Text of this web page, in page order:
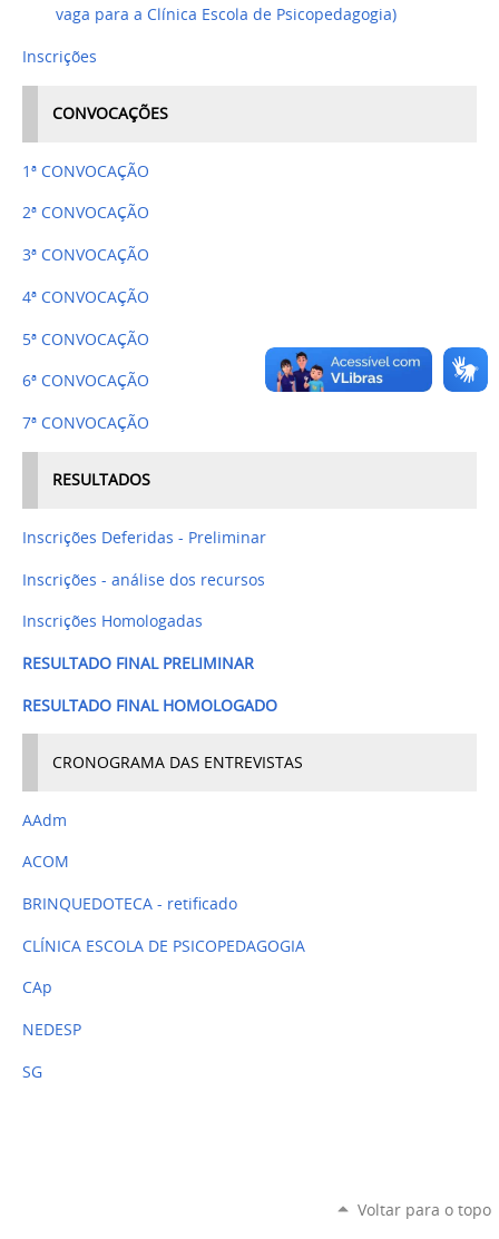
vaga para a Clínica Escola de Psicopedagogia)
Inscrições
CONVOCAÇÕES
1ª CONVOCAÇÃO
2ª CONVOCAÇÃO
3ª CONVOCAÇÃO
4ª CONVOCAÇÃO
5ª CONVOCAÇÃO
6ª CONVOCAÇÃO
7ª CONVOCAÇÃO
RESULTADOS
Inscrições Deferidas - Preliminar
Inscrições - análise dos recursos
Inscrições Homologadas
RESULTADO FINAL PRELIMINAR
RESULTADO FINAL HOMOLOGADO
CRONOGRAMA DAS ENTREVISTAS
AAdm
ACOM
BRINQUEDOTECA - retificado
CLÍNICA ESCOLA DE PSICOPEDAGOGIA
CAp
NEDESP
SG
Voltar para o topo